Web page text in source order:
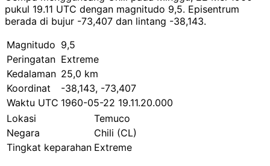
pukul 19.11 UTC dengan magnitudo 9,5. Episentrum
berada di bujur -73,407 dan lintang -38,143.
Magnitudo 9,5
Peringatan Extreme
Kedalaman 25,0 km
Koordinat
-38,143, -73,407
Waktu UTC 1960-05-22 19.11.20.000
Lokasi
Temuco
Negara
Chili (CL)
Tingkat keparahan Extreme